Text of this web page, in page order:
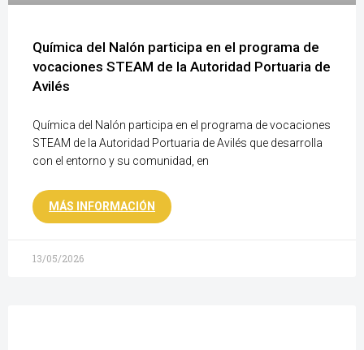
Química del Nalón participa en el programa de
vocaciones STEAM de la Autoridad Portuaria de
Avilés
Química del Nalón participa en el programa de vocaciones
STEAM de la Autoridad Portuaria de Avilés que desarrolla
con el entorno y su comunidad, en
MÁS INFORMACIÓN
13/05/2026